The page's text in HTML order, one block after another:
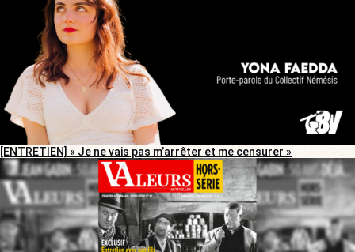
[ENTRETIEN] « Je ne vais pas m’arrêter et me censurer »